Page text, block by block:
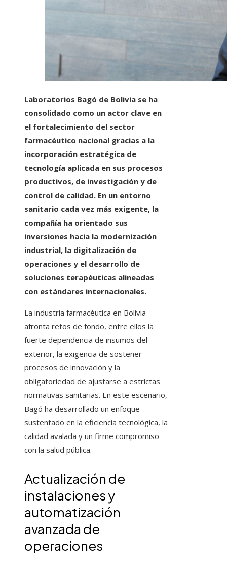
Laboratorios Bagó de Bolivia se ha
consolidado como un actor clave en
el fortalecimiento del sector
farmacéutico nacional gracias a la
incorporación estratégica de
tecnología aplicada en sus procesos
productivos, de investigación y de
control de calidad. En un entorno
sanitario cada vez más exigente, la
compañía ha orientado sus
inversiones hacia la modernización
industrial, la digitalización de
operaciones y el desarrollo de
soluciones terapéuticas alineadas
con estándares internacionales.
La industria farmacéutica en Bolivia
afronta retos de fondo, entre ellos la
fuerte dependencia de insumos del
exterior, la exigencia de sostener
procesos de innovación y la
obligatoriedad de ajustarse a estrictas
normativas sanitarias. En este escenario,
Bagó ha desarrollado un enfoque
sustentado en la eficiencia tecnológica, la
calidad avalada y un firme compromiso
con la salud pública.
Actualización de
instalaciones y
automatización
avanzada de
operaciones